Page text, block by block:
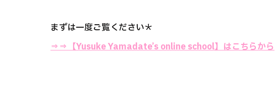
まずは一度ご覧ください＊
⇒⇒【Yusuke Yamadate’s online school】はこちらから